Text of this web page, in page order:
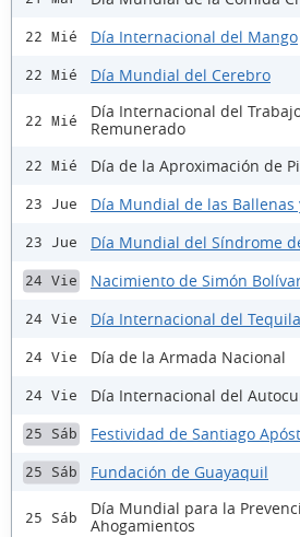
22 Mié Día Internacional del Mango
22 Mié Día Mundial del Cerebro
22 Mié
Día Internacional del
Remunerado
22 Mié Día de la Aproximación de Pi
23 Jue Día Mundial de las Ballenas
23 Jue Día Mundial del Síndrome
24 Vie Nacimiento de Simón
24 Vie Día Internacional del Tequila
24 Vie Día de la Armada Nacional
24 Vie Día Internacional del
25 Sáb Festividad de Santiago
25 Sáb Fundación de Guayaquil
25 Sáb
Día Mundial para la
Ahogamientos